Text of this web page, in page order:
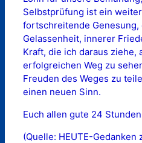
Selbstprüfung ist ein
fortschreitende Genesung,
Gelassenheit, innerer
Kraft, die ich daraus ziehe,
erfolgreichen Weg zu
Freuden des Weges zu
einen neuen Sinn.
Euch allen gute 24 Stunden
(Quelle: HEUTE-Gedanken